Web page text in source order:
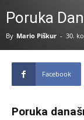
Poruka
By Mario Piškur - 30.
Facebook
Poruka